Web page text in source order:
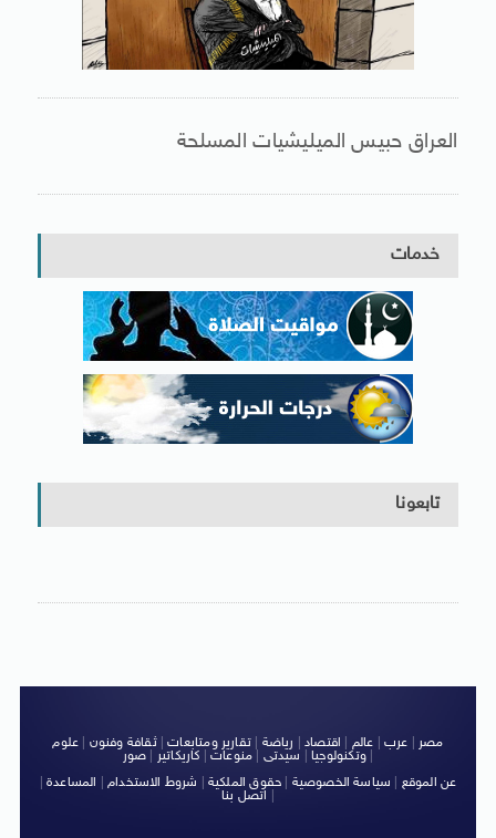
العراق حبيس الميليشيات المسلحة
خدمات
تابعونا
مصر عرب عالم اقتصاد رياضة |تقارير ومتابعات|ثقافة وفنون
علوم
وتكنولوجيا| سيدتى منوعات كاريكاتير صور
|
عن الموقع
سياسة الخصوصية حقوق الملكية شروط الاستخدام| المساعدة|
اتصل بنا